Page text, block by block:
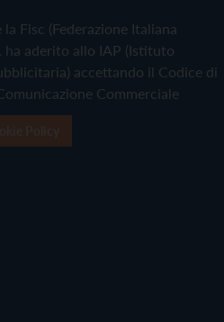
Fisc (Federazione Italiana
ha aderito allo IAP (Istituto
accettando il Codice di
Commerciale